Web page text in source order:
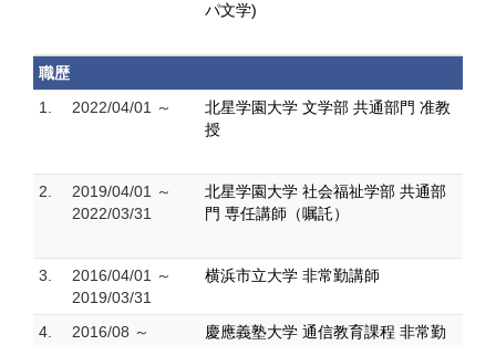
パ文学)
職歴
1.
2022/04/01 ～
北星学園大学 文学部 共通部門 准教
授
2.
2019/04/01 ～
2022/03/31
北星学園大学 社会福祉学部 共通部
門 専任講師（嘱託）
3.
2016/04/01 ～
2019/03/31
横浜市立大学 非常勤講師
4. 2016/08 ～ 慶應義塾大学 通信教育課程 非常勤